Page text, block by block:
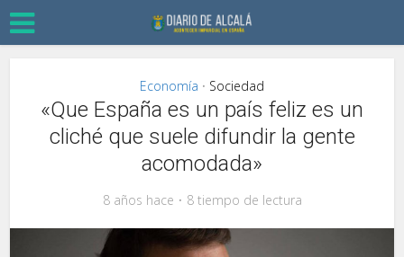
Economía • Sociedad
«Que España es un país feliz es un
cliché que suele difundir la gente
acomodada»
8 años hace 8 tiempo de lectura